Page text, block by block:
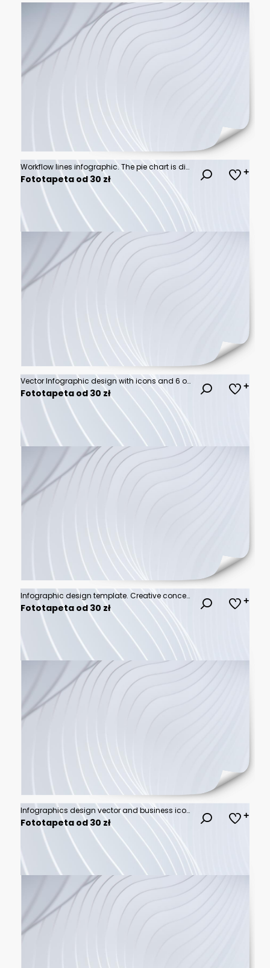
Workflow lines infographic. The pie chart is divided into 6 parts. Vector illustration.
Fototapeta od 30 zł
Vector Infographic design with icons and 6 options or steps. Infographics for business concept. Can be used for presentations banner, workflow layout, process diagram, flow chart, info graph
Fototapeta od 30 zł
Infographic design template. Creative concept with 6 steps
Fototapeta od 30 zł
Infographics design vector and business icons with 6 options for presentation and web site
Fototapeta od 30 zł